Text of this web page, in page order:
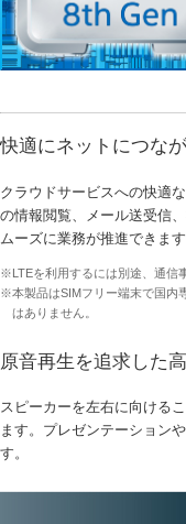
快適にネットにつな
クラウドサービスへの快適
の情報閲覧、メール送受信
ムーズに業務が推進できます
※LTEを利用するには別途、通信
※本製品はSIMフリー端末で国内
はありません。
原音再生を追求した
スピーカーを左右に向ける
ます。プレゼンテーション
す。